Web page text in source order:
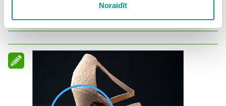
sīkdatņu politikuun ir iespēja atsaukt savu
piekrišanu sadaļā “Sīkdatņu iestatījumi”.
Noraidīt